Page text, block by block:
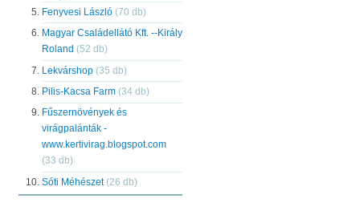
Fenyvesi László (70 db)
Magyar Családellátó Kft. --Király
Roland (52 db)
Lekvárshop (35 db)
Pilis-Kacsa Farm (34 db)
Fűszernövények és
virágpalánták -
www.kertivirag.blogspot.com
(33 db)
Sóti Méhészet (26 db)